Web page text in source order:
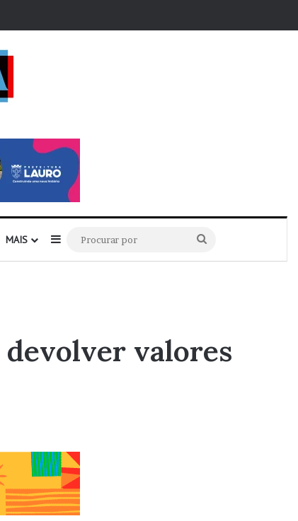
MAIS Barra Lateral
por
valores